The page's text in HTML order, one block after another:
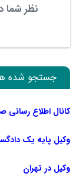
نظر شما
جستجو شده
کانال اطلاع رسانی
وکیل پایه یک
وکیل در تهران